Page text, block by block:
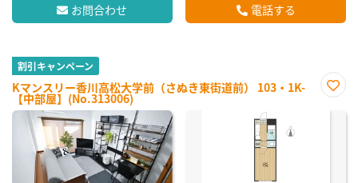
お問合わせ 電話する
割引キャンペーン
Kマンスリー香川高松大学前（さぬき東街道前） 103・1K-
【中部屋】(No.313006)
に入